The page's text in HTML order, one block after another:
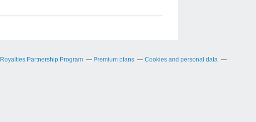
Royalties Partnership Program Premium plans
Cookies and personal data